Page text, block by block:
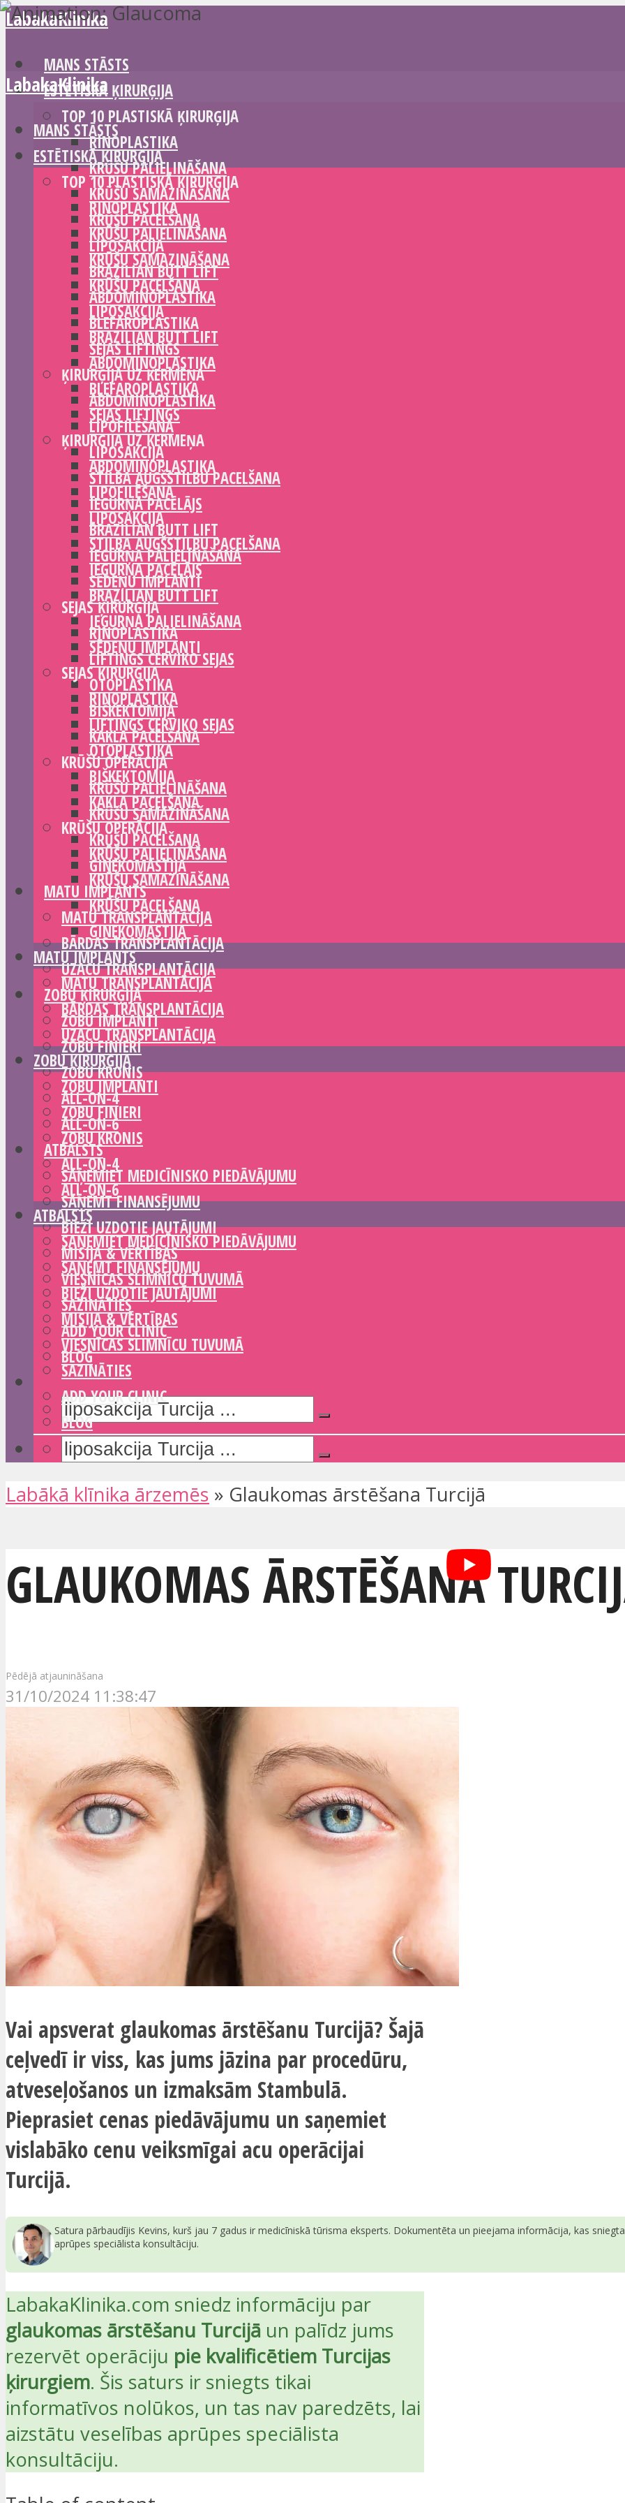
LabakaKlinika
MANS STĀSTS
ESTĒTISKĀ ĶIRURĢIJA
TOP 10 PLASTISKĀ ĶIRURĢIJA
RINOPLASTIKA
KRŪŠU PALIELINĀŠANA
KRŪŠU SAMAZINĀŠANA
KRŪŠU PACELŠANA
LIPOSAKCIJA
BRAZILIAN BUTT LIFT
ABDOMINOPLASTIKA
BLEFAROPLASTIKA
SEJAS LIFTINGS
ĶIRURĢIJA UZ ĶERMEŅA
ABDOMINOPLASTIKA
LIPOFILĒŠANA
LIPOSAKCIJA
STILBA AUGŠSTILBU PACELŠANA
IEGURŅA PACĒLĀJS
BRAZILIAN BUTT LIFT
IEGURŅA PALIELINĀŠANA
SĒDEŅU IMPLANTI
SEJAS ĶIRURĢIJA
RINOPLASTIKA
LIFTINGS CERVIKO SEJAS
OTOPLASTIKA
BIŠKEKTOMIJA
KAKLA PACELŠANA
KRŪŠU OPERĀCIJA
KRŪŠU PALIELINĀŠANA
KRŪŠU SAMAZINĀŠANA
KRŪŠU PACELŠANA
GINEKOMASTIJA
MATU IMPLANTS
MATU TRANSPLANTĀCIJA
BĀRDAS TRANSPLANTĀCIJA
UZACU TRANSPLANTĀCIJA
ZOBU ĶIRURĢIJA
ZOBU IMPLANTI
ZOBU FINIERI
ZOBU KRONIS
ALL-ON-4
ALL-ON-6
ATBALSTS
SAŅEMIET MEDICĪNISKO PIEDĀVĀJUMU
SAŅEMT FINANSĒJUMU
BIEŽI UZDOTIE JAUTĀJUMI
MISIJA & VĒRTĪBAS
VIESNĪCAS SLIMNĪCU TUVUMĀ
SAZINĀTIES
ADD YOUR CLINIC
BLOG
LabakaKlinika
MANS STĀSTS
ESTĒTISKĀ ĶIRURĢIJA
TOP 10 PLASTISKĀ ĶIRURĢIJA
RINOPLASTIKA
KRŪŠU PALIELINĀŠANA
KRŪŠU SAMAZINĀŠANA
KRŪŠU PACELŠANA
LIPOSAKCIJA
BRAZILIAN BUTT LIFT
ABDOMINOPLASTIKA
BLEFAROPLASTIKA
SEJAS LIFTINGS
ĶIRURĢIJA UZ ĶERMEŅA
ABDOMINOPLASTIKA
LIPOFILĒŠANA
LIPOSAKCIJA
STILBA AUGŠSTILBU PACELŠANA
IEGURŅA PACĒLĀJS
BRAZILIAN BUTT LIFT
IEGURŅA PALIELINĀŠANA
SĒDEŅU IMPLANTI
SEJAS ĶIRURĢIJA
RINOPLASTIKA
LIFTINGS CERVIKO SEJAS
OTOPLASTIKA
BIŠKEKTOMIJA
KAKLA PACELŠANA
KRŪŠU OPERĀCIJA
KRŪŠU PALIELINĀŠANA
KRŪŠU SAMAZINĀŠANA
KRŪŠU PACELŠANA
GINEKOMASTIJA
MATU IMPLANTS
MATU TRANSPLANTĀCIJA
BĀRDAS TRANSPLANTĀCIJA
UZACU TRANSPLANTĀCIJA
ZOBU ĶIRURĢIJA
ZOBU IMPLANTI
ZOBU FINIERI
ZOBU KRONIS
ALL-ON-4
ALL-ON-6
ATBALSTS
SAŅEMIET MEDICĪNISKO PIEDĀVĀJUMU
SAŅEMT FINANSĒJUMU
BIEŽI UZDOTIE JAUTĀJUMI
MISIJA & VĒRTĪBAS
VIESNĪCAS SLIMNĪCU TUVUMĀ
SAZINĀTIES
ADD YOUR CLINIC
BLOG
Labākā klīnika ārzemēs » Glaukomas ārstēšana Turcijā
GLAUKOMAS ĀRSTĒŠANA
Pēdējā atjaunināšana
31/10/2024 11:38:47
Vai apsverat glaukomas ārstēšanu Turcijā? Šajā
ceļvedī ir viss, kas jums jāzina par procedūru,
atveseļošanos un izmaksām Stambulā.
Pieprasiet cenas piedāvājumu un saņemiet
vislabāko cenu veiksmīgai acu operācijai
Turcijā.
Satura pārbaudījis Kevins, kurš jau 7 gadus ir medicīniskā tūrisma eksperts. Dokumentēta un pieejama informācija, kas
aprūpes speciālista konsultāciju.
LabakaKlinika.com sniedz informāciju par
glaukomas ārstēšanu Turcijā un palīdz jums
rezervēt operāciju pie kvalificētiem Turcijas
ķirurgiem. Šis saturs ir sniegts tikai
informatīvos nolūkos, un tas nav paredzēts, lai
aizstātu veselības aprūpes speciālista
konsultāciju.